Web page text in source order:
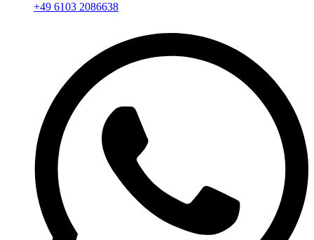
+49 6103 2086638